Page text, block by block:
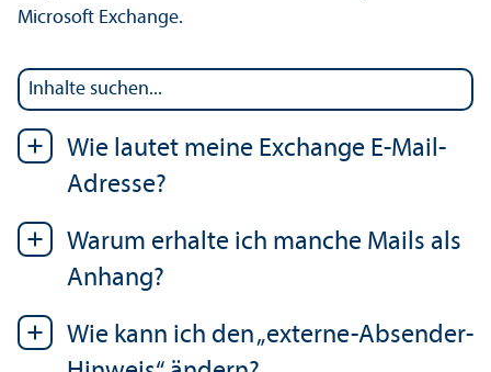
Microsoft Exchange.
Wie lautet meine Exchange E-Mail-
Adresse?
Warum erhalte ich manche Mails als
Anhang?
Wie kann ich den „externe-Absender-